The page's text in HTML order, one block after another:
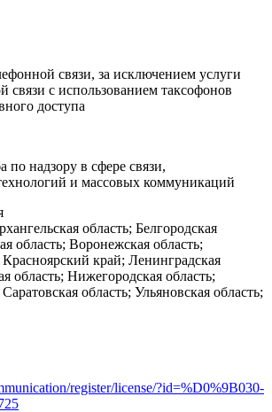
связи, за исключением услуги
связи с использованием таксофонов
доступа
по надзору в сфере связи,
и массовых коммуникаций
область; Белгородская
область; Воронежская область;
Красноярский край; Ленинградская
область; Нижегородская область;
область; Ульяновская область;
register/license/?id=%D0%9B030-